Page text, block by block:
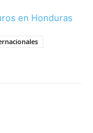
en Honduras